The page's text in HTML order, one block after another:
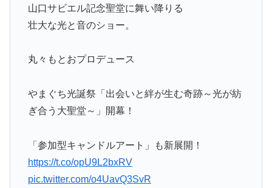
山口サビエル記念聖堂に舞い降りる
壮大な光と音のショー。
丸々もとおプロデュース
やまぐち光誕祭「出会いと絆が生む奇跡～光が紡
ぎ合う大聖堂～」開幕！
「参加型キャンドルアート」も新展開！
https://t.co/opU9L2bxRV
pic.twitter.com/o4UavQ3SvR